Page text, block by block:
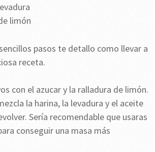
limón
pasos te detallo como llevar a
receta.
con el azucar y la ralladura de limón.
la harina, la levadura y el aceite
Sería recomendable que usaras
conseguir una masa más